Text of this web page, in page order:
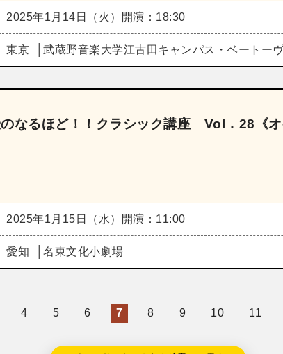
2025年1月14日（火） 開演：18:30
東京 武蔵野音楽大学江古田キャンパス・ベートー
なるほど！！クラシック講座 Vol．28《
2025年1月15日（水） 開演：11:00
愛知 名東文化小劇場
4 5 6 7 8 9 10 11